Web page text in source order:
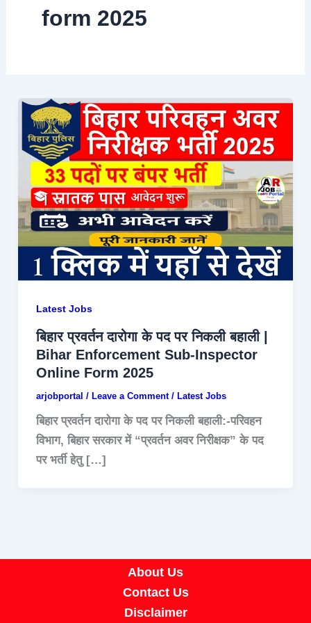
form 2025
Latest Jobs
बिहार प्रवर्तन दारोगा के पद पर निकली बहाली |
Bihar Enforcement Sub-Inspector
Online Form 2025
arjobportal / Leave a Comment / Latest Jobs
बिहार प्रवर्तन दारोगा के पद पर निकली बहाली:-परिवहन
विभाग, बिहार सरकार में “प्रवर्तन अवर निरीक्षक” के पद
पर भर्ती हेतु […]
About Us
Contact Us
Disclaimer